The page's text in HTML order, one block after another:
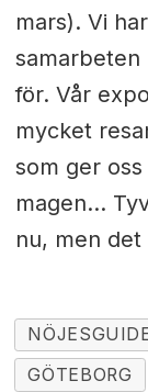
mars). Vi
samarbeten
för. Vår
mycket
som ger
magen…
nu, men
GÖTEBORG